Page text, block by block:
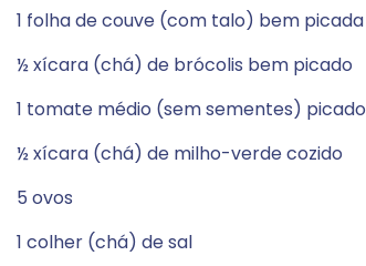
1 folha de couve (com talo) bem picada
½ xícara (chá) de brócolis bem picado
1 tomate médio (sem sementes) picado
½ xícara (chá) de milho-verde cozido
5 ovos
1 colher (chá) de sal